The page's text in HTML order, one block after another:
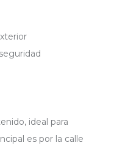
ideal para
es por la calle